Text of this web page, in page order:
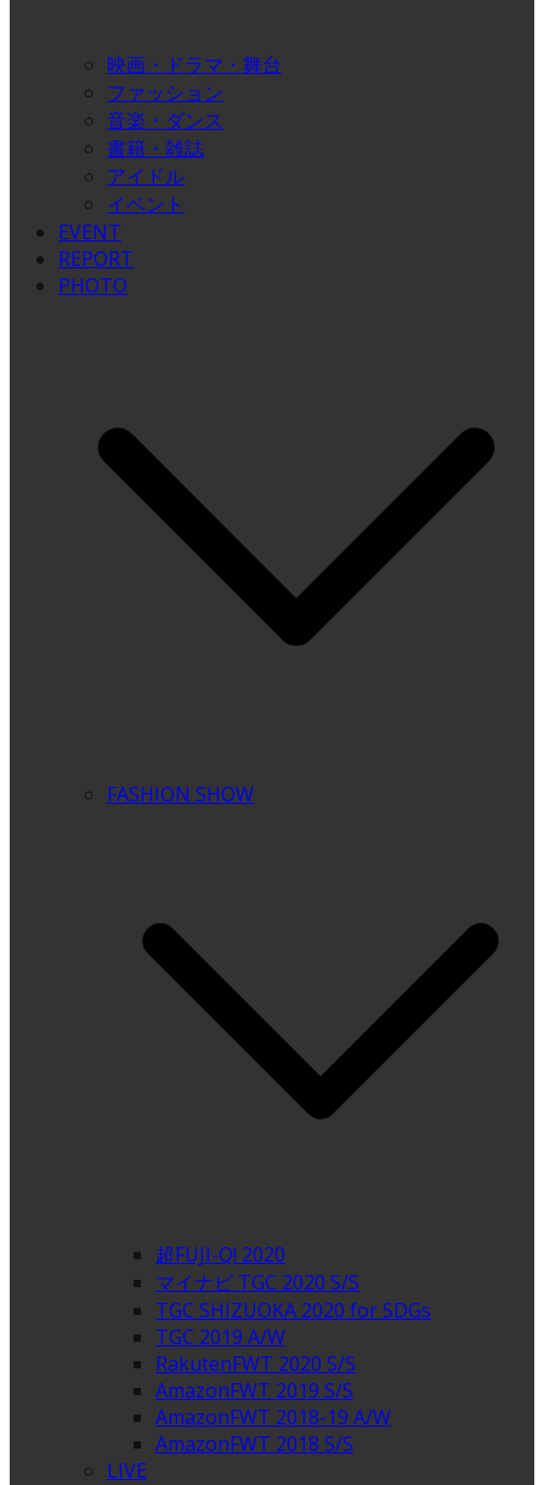
映画・ドラマ・舞台
ファッション
音楽・ダンス
書籍・雑誌
アイドル
イベント
EVENT
REPORT
PHOTO
FASHION SHOW
超FUJI-Q! 2020
マイナビ TGC 2020 S/S
TGC SHIZUOKA 2020 for SDGs
TGC 2019 A/W
RakutenFWT 2020 S/S
AmazonFWT 2019 S/S
AmazonFWT 2018-19 A/W
AmazonFWT 2018 S/S
LIVE